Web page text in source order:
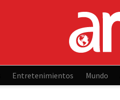
Entretenimientos Mundo